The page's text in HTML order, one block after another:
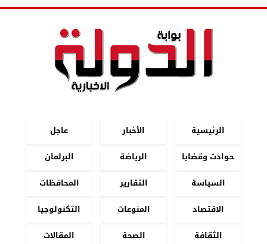
الرئيسية الأخبار
عاجل
حوادث وقضايا
الرياضة
البرلمان
السياسة
التقارير
المحافظات
الاقتصاد
المنوعات
التكنولوجيا
الثقافة
الصحة
المقالات